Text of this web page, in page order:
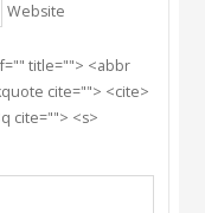
Website
title=""> <abbr
cite=""> <cite>
cite=""> <s>